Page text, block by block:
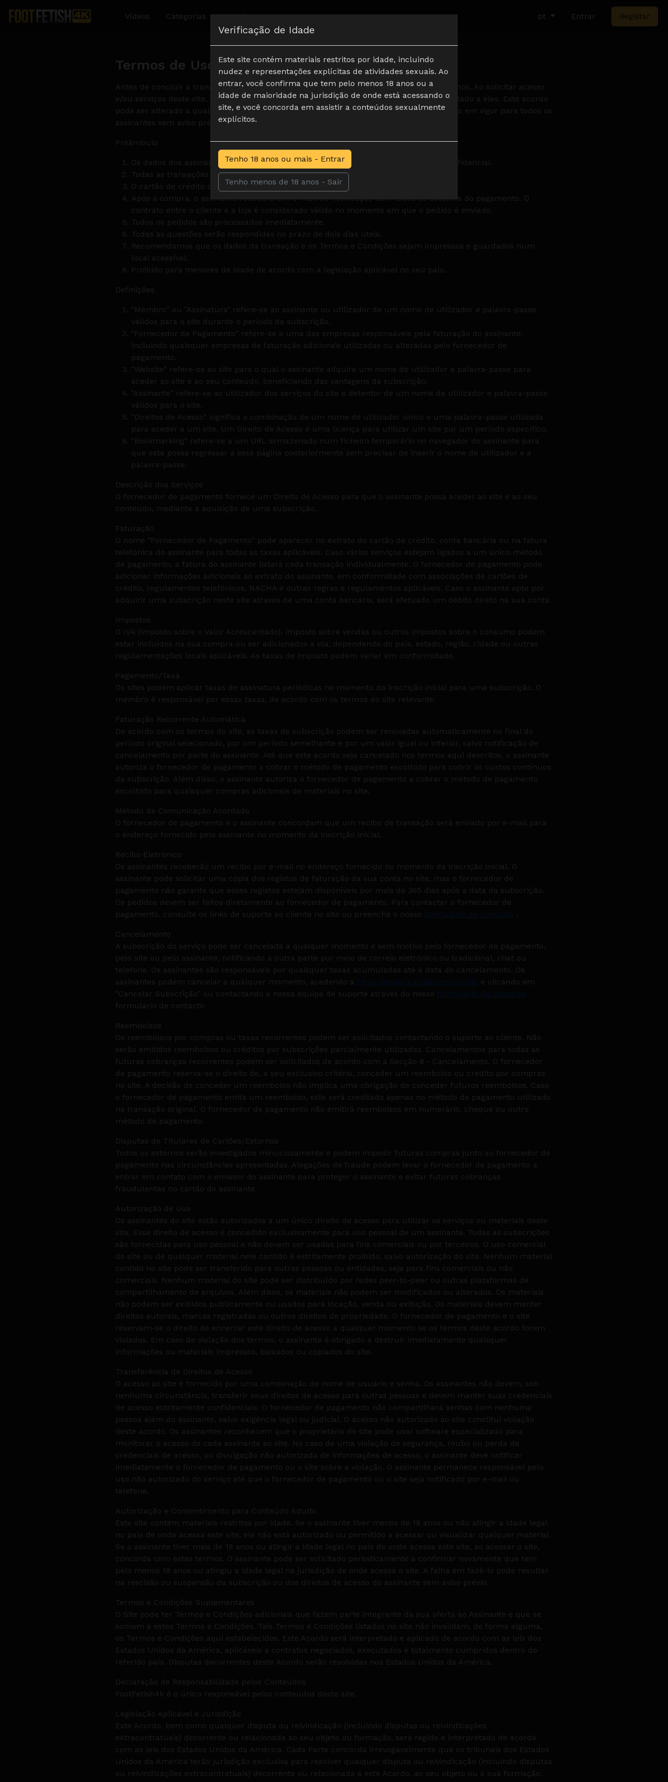
Verificação de Idade
Este site contém materiais restritos por idade, incluindo
nudez e representações explícitas de atividades sexuais. Ao
entrar, você confirma que tem pelo menos 18 anos ou a
idade de maioridade na jurisdição de onde está acessando o
site, e você concorda em assistir a conteúdos sexualmente
explícitos.
Tenho 18 anos ou mais - Entrar
Tenho menos de 18 anos - Sair
pt Entrar Registar
Vídeos Categorias Modelos
Termos de Uso
Antes de concluir a transação do assinante, é necessário que este leia e aceite estes termos. Ao solicitar acesso
e/ou serviços deste site, o assinante concorda com estes termos e está legalmente vinculado a eles. Este acordo
pode ser alterado a qualquer momento. Alterações serão publicadas neste site e entrarão em vigor para todos os
assinantes sem aviso prévio.
Preâmbulo
Os dados dos assinantes serão usados apenas internamente e tratados de forma confidencial.
Todas as transações são protegidas por encriptação SSL.
O cartão de crédito do assinante será cobrado imediatamente após a compra.
Após a compra, o assinante receberá um e-mail de notificação com todos os detalhes do pagamento. O
contrato entre o cliente e a loja é considerado válido no momento em que o pedido é enviado.
Todos os pedidos são processados imediatamente.
Todas as questões serão respondidas no prazo de dois dias úteis.
Recomendamos que os dados da transação e os Termos e Condições sejam impressos e guardados num
local acessível.
Proibido para menores de idade de acordo com a legislação aplicável no seu país.
Definições
"Membro" ou "Assinatura" refere-se ao assinante ou utilizador de um nome de utilizador e palavra-passe
válidos para o site durante o período da subscrição.
"Fornecedor de Pagamento" refere-se a uma das empresas responsáveis pela faturação do assinante,
incluindo quaisquer empresas de faturação adicionais utilizadas ou alteradas pelo fornecedor de
pagamento.
"Website" refere-se ao site para o qual o assinante adquire um nome de utilizador e palavra-passe para
aceder ao site e ao seu conteúdo, beneficiando das vantagens da subscrição.
"Assinante" refere-se ao utilizador dos serviços do site e detentor de um nome de utilizador e palavra-passe
válidos para o site.
"Direitos de Acesso" significa a combinação de um nome de utilizador único e uma palavra-passe utilizada
para aceder a um site. Um Direito de Acesso é uma licença para utilizar um site por um período específico.
"Bookmarking" refere-se a um URL armazenado num ficheiro temporário no navegador do assinante para
que este possa regressar a essa página posteriormente sem precisar de inserir o nome de utilizador e a
palavra-passe.
Descrição dos Serviços
O fornecedor de pagamento fornece um Direito de Acesso para que o assinante possa aceder ao site e ao seu
conteúdo, mediante a aquisição de uma subscrição.
Faturação
O nome "Fornecedor de Pagamento" pode aparecer no extrato do cartão de crédito, conta bancária ou na fatura
telefónica do assinante para todas as taxas aplicáveis. Caso vários serviços estejam ligados a um único método
de pagamento, a fatura do assinante listará cada transação individualmente. O fornecedor de pagamento pode
adicionar informações adicionais ao extrato do assinante, em conformidade com associações de cartões de
crédito, regulamentos telefónicos, NACHA e outras regras e regulamentos aplicáveis. Caso o assinante opte por
adquirir uma subscrição neste site através de uma conta bancária, será efetuado um débito direto na sua conta.
Impostos
O IVA (Imposto sobre o Valor Acrescentado), imposto sobre vendas ou outros impostos sobre o consumo podem
estar incluídos na sua compra ou ser adicionados a ela, dependendo do país, estado, região, cidade ou outras
regulamentações locais aplicáveis. As taxas de imposto podem variar em conformidade.
Pagamento/Taxa
Os sites podem aplicar taxas de assinatura periódicas no momento da inscrição inicial para uma subscrição. O
membro é responsável por essas taxas, de acordo com os termos do site relevante.
Faturação Recorrente Automática
De acordo com os termos do site, as taxas de subscrição podem ser renovadas automaticamente no final do
período original selecionado, por um período semelhante e por um valor igual ou inferior, salvo notificação de
cancelamento por parte do assinante. Até que este acordo seja cancelado nos termos aqui descritos, o assinante
autoriza o fornecedor de pagamento a cobrar o método de pagamento escolhido para cobrir os custos contínuos
da subscrição. Além disso, o assinante autoriza o fornecedor de pagamento a cobrar o método de pagamento
escolhido para quaisquer compras adicionais de materiais no site.
Método de Comunicação Acordado
O fornecedor de pagamento e o assinante concordam que um recibo de transação será enviado por e-mail para
o endereço fornecido pelo assinante no momento da inscrição inicial.
Recibo Eletrónico
Os assinantes receberão um recibo por e-mail no endereço fornecido no momento da inscrição inicial. O
assinante pode solicitar uma cópia dos registos de faturação da sua conta no site, mas o fornecedor de
pagamento não garante que esses registos estejam disponíveis por mais de 365 dias após a data da subscrição.
Os pedidos devem ser feitos diretamente ao fornecedor de pagamento. Para contactar o fornecedor de
pagamento, consulte os links de suporte ao cliente no site ou preencha o nosso formulário de contacto
Cancelamento
A subscrição do serviço pode ser cancelada a qualquer momento e sem motivo pelo fornecedor de pagamento,
pelo site ou pelo assinante, notificando a outra parte por meio de correio eletrónico ou tradicional, chat ou
telefone. Os assinantes são responsáveis por quaisquer taxas acumuladas até à data do cancelamento. Os
assinantes podem cancelar a qualquer momento, acedendo a https://explore.collabz.tv/profile e clicando em
"Cancelar Subscrição" ou contactando a nossa equipa de suporte através do nosso formulário de contacto
formulário de contacto
Reembolsos
Os reembolsos por compras ou taxas recorrentes podem ser solicitados contactando o suporte ao cliente. Não
serão emitidos reembolsos ou créditos por subscrições parcialmente utilizadas. Cancelamentos para todas as
futuras cobranças recorrentes podem ser solicitados de acordo com a Secção 8 - Cancelamento. O fornecedor
de pagamento reserva-se o direito de, a seu exclusivo critério, conceder um reembolso ou crédito por compras
no site. A decisão de conceder um reembolso não implica uma obrigação de conceder futuros reembolsos. Caso
o fornecedor de pagamento emita um reembolso, este será creditado apenas no método de pagamento utilizado
na transação original. O fornecedor de pagamento não emitirá reembolsos em numerário, cheque ou outro
método de pagamento.
Disputas de Titulares de Cartões/Estornos
Todos os estornos serão investigados minuciosamente e podem impedir futuras compras junto ao fornecedor de
pagamento nas circunstâncias apresentadas. Alegações de fraude podem levar o fornecedor de pagamento a
entrar em contato com o emissor do assinante para proteger o assinante e evitar futuras cobranças
fraudulentas no cartão do assinante.
Autorização de Uso
Os assinantes do site estão autorizados a um único direito de acesso para utilizar os serviços ou materiais deste
site. Esse direito de acesso é concedido exclusivamente para uso pessoal de um assinante. Todas as subscrições
são fornecidas para uso pessoal e não devem ser usadas para fins comerciais ou por terceiros. O uso comercial
do site ou de qualquer material nele contido é estritamente proibido, salvo autorização do site. Nenhum material
contido no site pode ser transferido para outras pessoas ou entidades, seja para fins comerciais ou não
comerciais. Nenhum material do site pode ser distribuído por redes peer-to-peer ou outras plataformas de
compartilhamento de arquivos. Além disso, os materiais não podem ser modificados ou alterados. Os materiais
não podem ser exibidos publicamente ou usados para locação, venda ou exibição. Os materiais devem manter
direitos autorais, marcas registradas ou outros direitos de propriedade. O fornecedor de pagamento e o site
reservam-se o direito de encerrar este direito de acesso a qualquer momento se os termos deste acordo forem
violados. Em caso de violação dos termos, o assinante é obrigado a destruir imediatamente quaisquer
informações ou materiais impressos, baixados ou copiados do site.
Transferência de Direitos de Acesso
O acesso ao site é fornecido por uma combinação de nome de usuário e senha. Os assinantes não devem, sob
nenhuma circunstância, transferir seus direitos de acesso para outras pessoas e devem manter suas credenciais
de acesso estritamente confidenciais. O fornecedor de pagamento não compartilhará senhas com nenhuma
pessoa além do assinante, salvo exigência legal ou judicial. O acesso não autorizado ao site constitui violação
deste acordo. Os assinantes reconhecem que o proprietário do site pode usar software especializado para
monitorar o acesso de cada assinante ao site. No caso de uma violação de segurança, roubo ou perda de
credenciais de acesso, ou divulgação não autorizada de informações de acesso, o assinante deve notificar
imediatamente o fornecedor de pagamento ou o site sobre a violação. O assinante permanece responsável pelo
uso não autorizado do serviço até que o fornecedor de pagamento ou o site seja notificado por e-mail ou
telefone.
Autorização e Consentimento para Conteúdo Adulto
Este site contém materiais restritos por idade. Se o assinante tiver menos de 18 anos ou não atingir a idade legal
no país de onde acessa este site, ele não está autorizado ou permitido a acessar ou visualizar qualquer material.
Se o assinante tiver mais de 18 anos ou atingir a idade legal no país de onde acessa este site, ao acessar o site,
concorda com estes termos. O assinante pode ser solicitado periodicamente a confirmar novamente que tem
pelo menos 18 anos ou atingiu a idade legal na jurisdição de onde acessa o site. A falha em fazê-lo pode resultar
na rescisão ou suspensão da subscrição ou dos direitos de acesso do assinante sem aviso prévio.
Termos e Condições Suplementares
O Site pode ter Termos e Condições adicionais que fazem parte integrante da sua oferta ao Assinante e que se
somam a estes Termos e Condições. Tais Termos e Condições listados no site não invalidam, de forma alguma,
os Termos e Condições aqui estabelecidos. Este Acordo será interpretado e aplicado de acordo com as leis dos
Estados Unidos da América, aplicáveis a contratos negociados, executados e totalmente cumpridos dentro do
referido país. Disputas decorrentes deste Acordo serão resolvidas nos Estados Unidos da América.
Declaração de Responsabilidade pelos Conteúdos
FootFetish4k é o único responsável pelos conteúdos deste site.
Legislação Aplicável e Jurisdição
Este Acordo, bem como qualquer disputa ou reivindicação (incluindo disputas ou reivindicações
extracontratuais) decorrente ou relacionada ao seu objeto ou formação, será regido e interpretado de acordo
com as leis dos Estados Unidos da América. Cada Parte concorda irrevogavelmente que os tribunais dos Estados
Unidos da América terão jurisdição exclusiva para resolver qualquer disputa ou reivindicação (incluindo disputas
ou reivindicações extracontratuais) decorrente ou relacionada a este Acordo, ao seu objeto ou à sua formação.